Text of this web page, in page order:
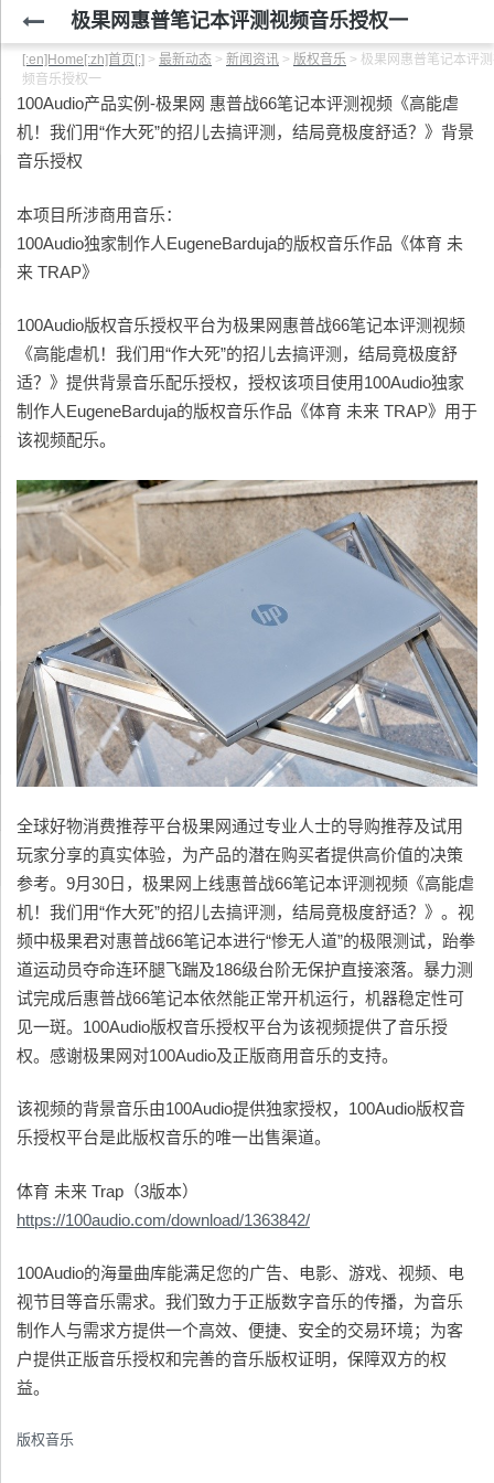
极果网惠普笔记本评测视频音乐授权一
[:en]Home[:zh]首页[:] > 最新动态 > 新闻资讯 > 版权音乐 > 极果网惠普笔记本评
频音乐授权一
100Audio产品实例-极果网 惠普战66笔记本评测视频《高能虐
机！我们用“作大死”的招儿去搞评测，结局竟极度舒适？》背景
音乐授权
本项目所涉商用音乐：
100Audio独家制作人EugeneBarduja的版权音乐作品《体育 未
来 TRAP》
100Audio版权音乐授权平台为极果网惠普战66笔记本评测视频
《高能虐机！我们用“作大死”的招儿去搞评测，结局竟极度舒
适？》提供背景音乐配乐授权，授权该项目使用100Audio独家
制作人EugeneBarduja的版权音乐作品《体育 未来 TRAP》用于
该视频配乐。
全球好物消费推荐平台极果网通过专业人士的导购推荐及试用
玩家分享的真实体验，为产品的潜在购买者提供高价值的决策
参考。9月30日，极果网上线惠普战66笔记本评测视频《高能虐
机！我们用“作大死”的招儿去搞评测，结局竟极度舒适？》。视
频中极果君对惠普战66笔记本进行“惨无人道”的极限测试，跆拳
道运动员夺命连环腿飞踹及186级台阶无保护直接滚落。暴力测
试完成后惠普战66笔记本依然能正常开机运行，机器稳定性可
见一斑。100Audio版权音乐授权平台为该视频提供了音乐授
权。感谢极果网对100Audio及正版商用音乐的支持。
该视频的背景音乐由100Audio提供独家授权，100Audio版权音
乐授权平台是此版权音乐的唯一出售渠道。
体育 未来 Trap（3版本）
https://100audio.com/download/1363842/
100Audio的海量曲库能满足您的广告、电影、游戏、视频、电
视节目等音乐需求。我们致力于正版数字音乐的传播，为音乐
制作人与需求方提供一个高效、便捷、安全的交易环境；为客
户提供正版音乐授权和完善的音乐版权证明，保障双方的权
益。
版权音乐